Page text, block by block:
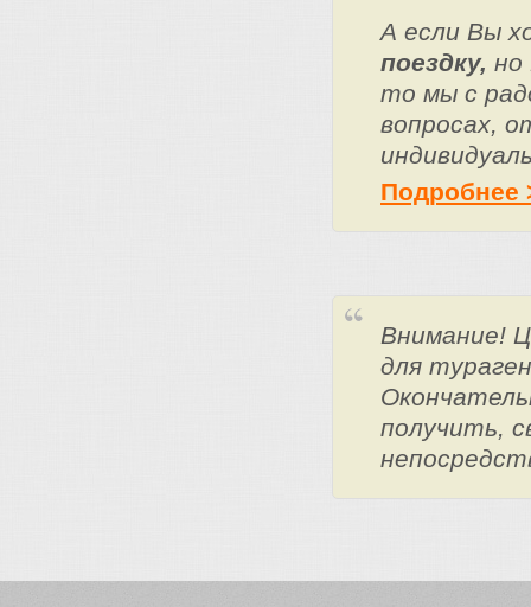
А если Вы
поездку, но
то мы с
вопросах,
Подробнее
Внимание!
для
получить,